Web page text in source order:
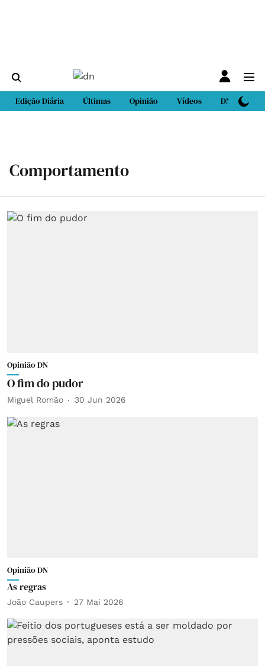
Edição Diária Últimas Opinião Vídeos DN Sport
Comportamento
Opinião DN
O fim do pudor
Miguel Romão 30 Jun 2026
Opinião DN
As regras
João Caupers 27 Mai 2026